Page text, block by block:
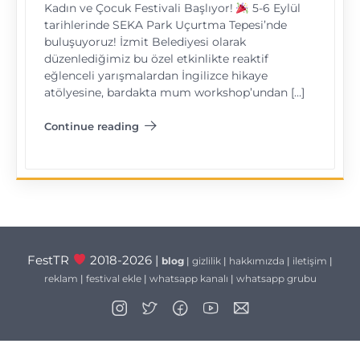
Kadın ve Çocuk Festivali Başlıyor!
5-6 Eylül
tarihlerinde SEKA Park Uçurtma Tepesi’nde
buluşuyoruz! İzmit Belediyesi olarak
düzenlediğimiz bu özel etkinlikte reaktif
eğlenceli yarışmalardan İngilizce hikaye
atölyesine, bardakta mum workshop’undan […]
Continue reading
"İzmit Kadın ve Çocuk Festivali"
FestTR 2018-2026 | blog| gizlilik| hakkımızda | iletişim |
reklam | festival ekle| whatsapp kanalı | whatsapp grubu